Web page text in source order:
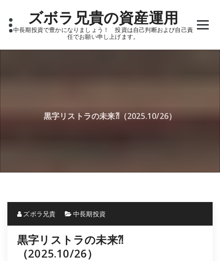
content ズボラ兄貴の資産運用
中長期投資で豊かになりましょう！ 投資は自己判断および自己責
任でお願い申し上げます。
黒字リストラの未来⁈（2025.10/26）
ズボラ兄貴 中長期投資
黒字リストラの未来⁈
（2025.10/26）